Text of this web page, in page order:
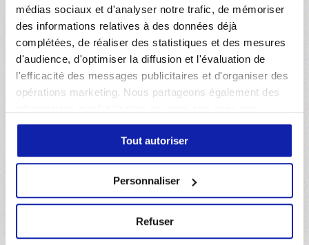
médias sociaux et d'analyser notre trafic, de mémoriser
des informations relatives à des données déjà
complétées, de réaliser des statistiques et des mesures
d'audience, d'optimiser la diffusion et l'évaluation de
l'efficacité des messages publicitaires et d'organiser des
opérations marketing. Nous partageons également des
partenaires de médias sociaux, de publicité et d'analyse,
qui peuvent combiner celles-ci avec d'autres
informations que vous leur avez fournies ou qu'ils ont
collectées lors de votre utilisation de leurs services. Vous
rendant sur la pageDonnées Personnellesà tout
Tout autoriser
Personnaliser
Refuser
2010
Farid Benstiti est remplacé par Patrice Lair à la tête de
l’équipe. Les futures légendes Eugénie Le Sommer et
Amel Majri arrivent dans l’effectif professionnel.
Camille Abily et Sonia Bompastor font leur grand
retour.
2008
Le mercato est marqué par les arrivées de la Suédoise
Lotta Schelin et de la Suissesse Lara Dickenmann. Le
club signe son premier doublé Championnat de France